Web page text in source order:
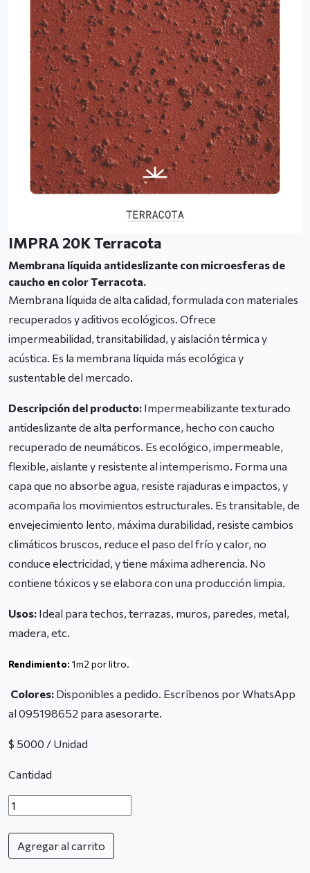
IMPRA 20K Terracota
Membrana líquida antideslizante con microesferas de
caucho en color Terracota.
Membrana líquida de alta calidad, formulada con materiales
recuperados y aditivos ecológicos. Ofrece
impermeabilidad, transitabilidad, y aislación térmica y
acústica. Es la membrana líquida más ecológica y
sustentable del mercado.
Descripción del producto: Impermeabilizante texturado
antideslizante de alta performance, hecho con caucho
recuperado de neumáticos. Es ecológico, impermeable,
flexible, aislante y resistente al intemperismo. Forma una
capa que no absorbe agua, resiste rajaduras e impactos, y
acompaña los movimientos estructurales. Es transitable, de
envejecimiento lento, máxima durabilidad, resiste cambios
climáticos bruscos, reduce el paso del frío y calor, no
conduce electricidad, y tiene máxima adherencia. No
contiene tóxicos y se elabora con una producción limpia.
Usos: Ideal para techos, terrazas, muros, paredes, metal,
madera, etc.
Rendimiento: 1m2 por litro.
Colores: Disponibles a pedido. Escríbenos por WhatsApp
al 095198652 para asesorarte.
$ 5000 / Unidad
Cantidad
Agregar al carrito